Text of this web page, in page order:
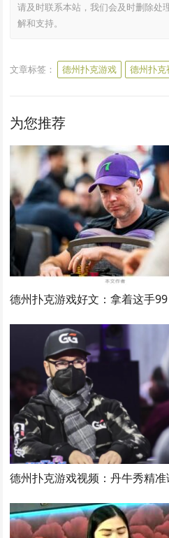
请及时联系本站，我们会及时删除处
解和支持。
文章标签： 德州扑克游戏 德州扑克
为您推荐
德州扑克游戏好文：拿着这手
德州扑克游戏视频：丹牛秀精